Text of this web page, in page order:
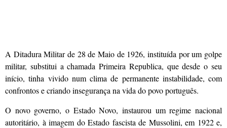
A Ditadura Militar de 28 de Maio de 1926, instituída por um golpe
militar, substitui a chamada Primeira Republica, que desde o seu
início, tinha vivido num clima de permanente instabilidade, com
confrontos e criando insegurança na vida do povo português.
O novo governo, o Estado Novo, instaurou um regime nacional
autoritário, à imagem do Estado fascista de Mussolini, em 1922 e,